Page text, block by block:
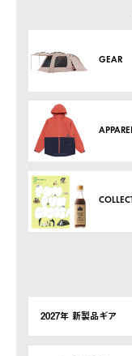
GEAR
2027年 新製品ギア